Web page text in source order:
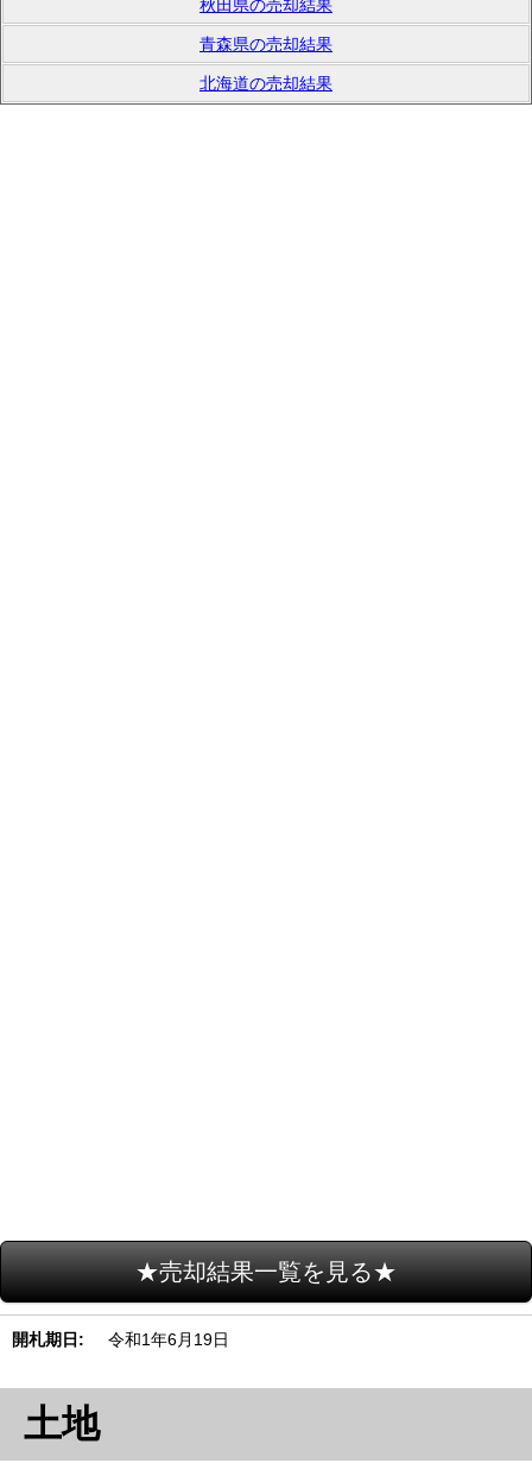
秋田県の売却結果
青森県の売却結果
北海道の売却結果
★売却結果一覧を見る★
開札期日 令和1年6月19日
土地